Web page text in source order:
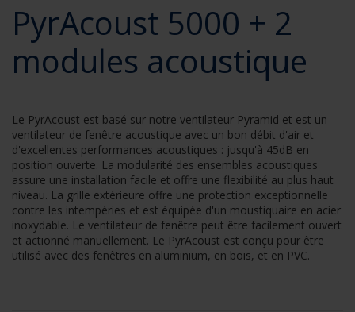
PyrAcoust 5000 + 2
modules acoustique
Le PyrAcoust est basé sur notre ventilateur Pyramid et est un
ventilateur de fenêtre acoustique avec un bon débit d'air et
d'excellentes performances acoustiques : jusqu'à 45dB en
position ouverte. La modularité des ensembles acoustiques
assure une installation facile et offre une flexibilité au plus haut
niveau. La grille extérieure offre une protection exceptionnelle
contre les intempéries et est équipée d'un moustiquaire en acier
inoxydable. Le ventilateur de fenêtre peut être facilement ouvert
et actionné manuellement. Le PyrAcoust est conçu pour être
utilisé avec des fenêtres en aluminium, en bois, et en PVC.